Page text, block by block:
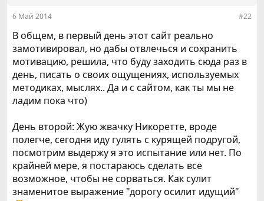
6 Май 2014 #22
В общем, в первый день этот сайт реально
замотивировал, но дабы отвлечься и сохранить
мотивацию, решила, что буду заходить сюда раз в
день, писать о своих ощущениях, используемых
методиках, мыслях.. Да и с сайтом, как ты мы не
ладим пока что)
День второй: Жую жвачку Никоретте, вроде
полегче, сегодня иду гулять с курящей подругой,
посмотрим выдержу я это испытание или нет. По
крайней мере, я постараюсь сделать все
возможное, чтобы не сорваться. Как сулит
знаменитое выражение "дорогу осилит идущий"